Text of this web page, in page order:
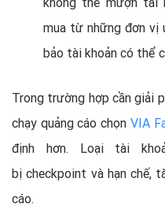
mua từ những đơn
bảo tài khoản có thể
Trong trường hợp cần giải
chạy quảng cáo chọn VIA
định hơn. Loại tài
bị checkpoint và hạn chế,
cáo.